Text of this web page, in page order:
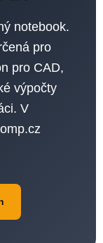
notebook.
pro
pro CAD,
výpočty
V